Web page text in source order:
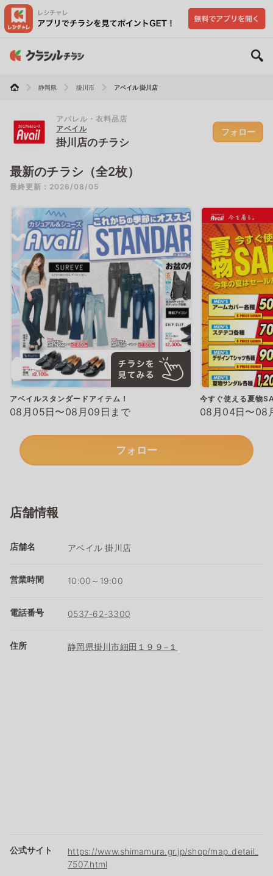
静岡県 掛川市 アベイル 掛川店
アパレル・衣料品店
アベイル
掛川店のチラシ
フォロー
最新のチラシ（全2枚）
最終更新：2026/08/05
アベイルスタンダードアイテム！
08月05日〜08月09日まで
今すぐ使える夏物
08月04日〜08
フォロー
店舗情報
店舗名 アベイル 掛川店
営業時間 10:00～19:00
電話番号 0537-62-3300
住所 静岡県掛川市細田１９９−１
公式サイト
https://www.shimamura.gr.jp/shop/map_detail_
7507.html